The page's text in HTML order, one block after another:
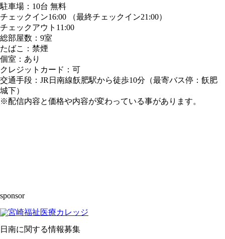
駐車場：10台 無料
チェックイン16:00 （最終チェックイン21:00）
チェックアウト11:00
総部屋数：9室
たばこ：禁煙
個室：あり
クレジットカード：可
交通手段：JR日南線飫肥駅から徒歩10分（最寄バス停：飫肥
城下）
※配信内容と価格や内容が変わっている事があります。
sponsor
日南に関する情報募集